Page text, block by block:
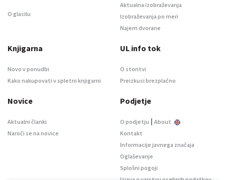
O glasilu
Aktualna izobraževanja
Izobraževanja po meri
Najem dvorane
Knjigarna
Novo v ponudbi
Kako nakupovati v spletni knjigarni
UL info tok
O storitvi
Preizkusi brezplačno
Novice
Aktualni članki
Naroči se na novice
Podjetje
O podjetju | About
Kontakt
Informacije javnega značaja
Oglaševanje
Splošni pogoji